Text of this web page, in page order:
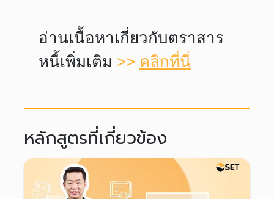
อ่านเนื้อหาเกี่ยวกับตราสาร
หนี้เพิ่มเติม >> คลิกที่นี่
หลักสูตรที่เกี่ยวข้อง